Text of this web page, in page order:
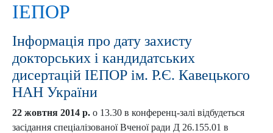
ІЕПОР
Інформація про дату захисту
докторських і кандидатських
дисертацій ІЕПОР ім. Р.Є. Кавецького
НАН України
22 жовтня 2014 р. о 13.30 в конференц-залі відбудеться
засідання спеціалізованої Вченої ради Д 26.155.01 в